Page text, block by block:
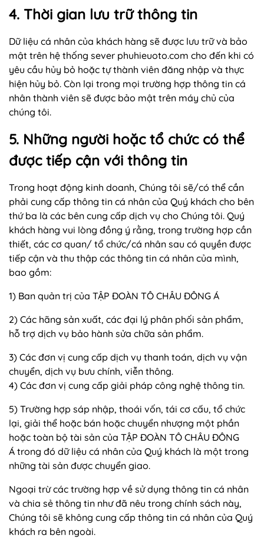
4. Thời gian lưu trữ thông tin
Dữ liệu cá nhân của khách hàng sẽ được lưu trữ và bảo
mật trên hệ thống sever phuhieuoto.com cho đến khi có
yêu cầu hủy bỏ hoặc tự thành viên đăng nhập và thực
hiện hủy bỏ. Còn lại trong mọi trường hợp thông tin cá
nhân thành viên sẽ được bảo mật trên máy chủ của
chúng tôi.
5. Những người hoặc tổ chức có thể
được tiếp cận với thông tin
Trong hoạt động kinh doanh, Chúng tôi sẽ/có thể cần
phải cung cấp thông tin cá nhân của Quý khách cho bên
thứ ba là các bên cung cấp dịch vụ cho Chúng tôi. Quý
khách hàng vui lòng đồng ý rằng, trong trường hợp cần
thiết, các cơ quan/ tổ chức/cá nhân sau có quyền được
tiếp cận và thu thập các thông tin cá nhân của mình,
bao gồm:
1) Ban quản trị của TẬP ĐOÀN TÔ CHÂU ĐÔNG Á
2) Các hãng sản xuất, các đại lý phân phối sản phẩm,
hỗ trợ dịch vụ bảo hành sửa chữa sản phẩm.
3) Các đơn vị cung cấp dịch vụ thanh toán, dịch vụ vận
chuyển, dịch vụ bưu chính, viễn thông.
4) Các đơn vị cung cấp giải pháp công nghệ thông tin.
5) Trường hợp sáp nhập, thoái vốn, tái cơ cấu, tổ chức
lại, giải thể hoặc bán hoặc chuyển nhượng một phần
hoặc toàn bộ tài sản của TẬP ĐOÀN TÔ CHÂU ĐÔNG
Á trong đó dữ liệu cá nhân của Quý khách là một trong
những tài sản được chuyển giao.
Ngoại trừ các trường hợp về sử dụng thông tin cá nhân
và chia sẻ thông tin như đã nêu trong chính sách này,
Chúng tôi sẽ không cung cấp thông tin cá nhân của Quý
khách ra bên ngoài.